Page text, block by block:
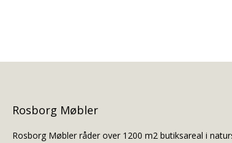
Rosborg Møbler
Rosborg Møbler råder over 1200 m2 butiksareal i